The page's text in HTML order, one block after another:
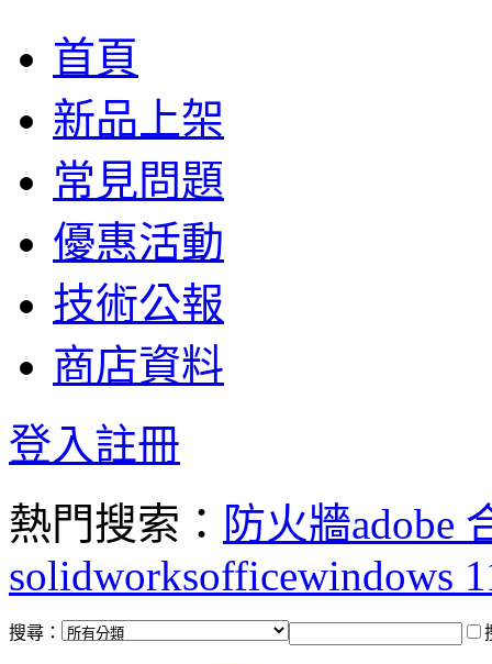
首頁
新品上架
常見問題
優惠活動
技術公報
商店資料
登入註冊
熱門搜索： 防火牆adobe
solidworksofficewindows
搜尋：